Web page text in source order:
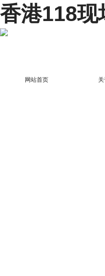
香港118现
网站首页